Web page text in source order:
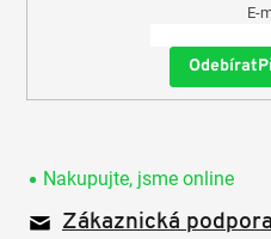
E-
Nakupujte, jsme online
Zákaznická podpora